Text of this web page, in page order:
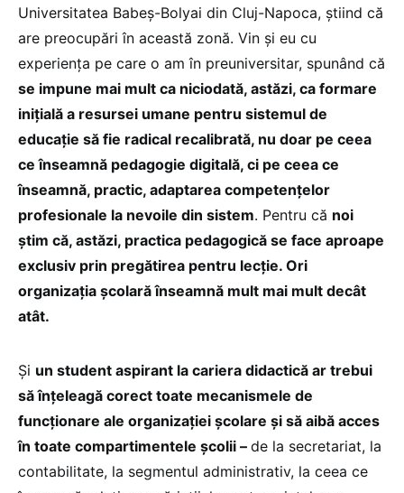
Universitatea Babeș-Bolyai din Cluj-Napoca, știind că
are preocupări în această zonă. Vin și eu cu
experiența pe care o am în preuniversitar, spunând că
se impune mai mult ca niciodată, astăzi, ca formare
inițială a resursei umane pentru sistemul de
educație să fie radical recalibrată, nu doar pe ceea
ce înseamnă pedagogie digitală, ci pe ceea ce
înseamnă, practic, adaptarea competențelor
profesionale la nevoile din sistem. Pentru că noi
știm că, astăzi, practica pedagogică se face aproape
exclusiv prin pregătirea pentru lecție. Ori
organizația școlară înseamnă mult mai mult decât
atât.
Și un student aspirant la cariera didactică ar trebui
să înțeleagă corect toate mecanismele de
funcționare ale organizației școlare și să aibă acces
în toate compartimentele școlii – de la secretariat, la
contabilitate, la segmentul administrativ, la ceea ce